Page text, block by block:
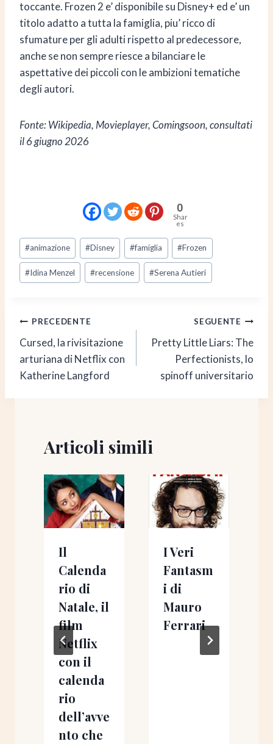
toccante. Frozen 2 e’ disponibile su Disney+ ed e’ un
titolo adatto a tutta la famiglia, piu’ ricco di
sfumature per gli adulti rispetto al predecessore,
anche se non sempre riesce a bilanciare le
aspettative dei piccoli con le ambizioni tematiche
degli autori.
Fonte: Wikipedia, Movieplayer, Comingsoon, consultati
il 6 giugno 2026
0
Shar
es
Tag
articolo:
#animazione #Disney #famiglia #Frozen
#Idina Menzel #recensione #Serena Autieri
Navigazione
articoli
PRECEDENTE
Cursed, la rivisitazione
arturiana di Netflix con
Katherine Langford
SEGUENTE
Pretty Little Liars: The
Perfectionists, lo
spinoff universitario
Articoli simili
Il
Calenda
rio di
Natale, il
film
Netflix
con il
calenda
rio
dell’avve
nto che
I Veri
Fantasm
i di
Mauro
Ferrari